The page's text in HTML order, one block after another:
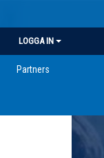
LOGGA IN
Partners